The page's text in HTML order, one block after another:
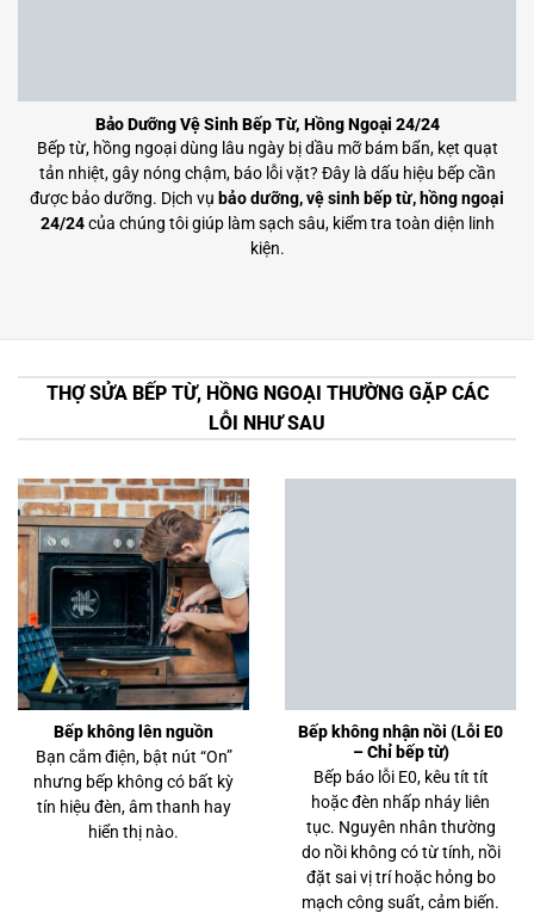
Bảo Dưỡng Vệ Sinh Bếp Từ, Hồng Ngoại 24/24
Bếp từ, hồng ngoại dùng lâu ngày bị dầu mỡ bám bẩn, kẹt quạt
tản nhiệt, gây nóng chậm, báo lỗi vặt? Đây là dấu hiệu bếp cần
được bảo dưỡng. Dịch vụ bảo dưỡng, vệ sinh bếp từ, hồng ngoại
24/24của chúng tôi giúp làm sạch sâu, kiểm tra toàn diện linh
kiện.
THỢ SỬA BẾP TỪ, HỒNG NGOẠI THƯỜNG GẶP CÁC
LỖI NHƯ SAU
Bếp không lên nguồn
Bạn cắm điện, bật nút “On”
nhưng bếp không có bất kỳ
tín hiệu đèn, âm thanh hay
hiển thị nào.
Bếp không nhận nồi (Lỗi E0
– Chỉ bếp từ)
Bếp báo lỗi E0, kêu tít tít
hoặc đèn nhấp nháy liên
tục. Nguyên nhân thường
do nồi không có từ tính, nồi
đặt sai vị trí hoặc hỏng bo
mạch công suất, cảm biến.